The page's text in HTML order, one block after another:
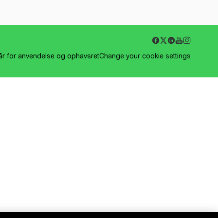
for anvendelse og ophavsretChange your cookie settings